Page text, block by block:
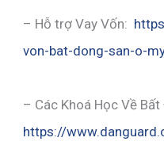
– Hỗ trợ Vay Vốn:
von-bat-dong-san-o-
– Các Khoá Học Về
https://